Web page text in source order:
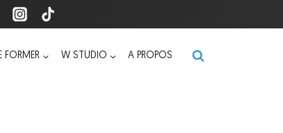
FORMER W STUDIO A PROPOS